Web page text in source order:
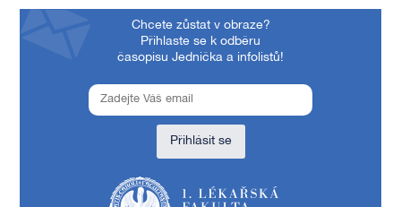
Chcete zůstat v obraze?
Přihlaste se k odběru
časopisu Jednička a infolistů!
Přihlásit se